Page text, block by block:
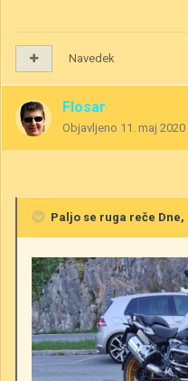
Navedek
Flosar
Objavljeno 11. maj 2020
Paljo se ruga reče Dne,